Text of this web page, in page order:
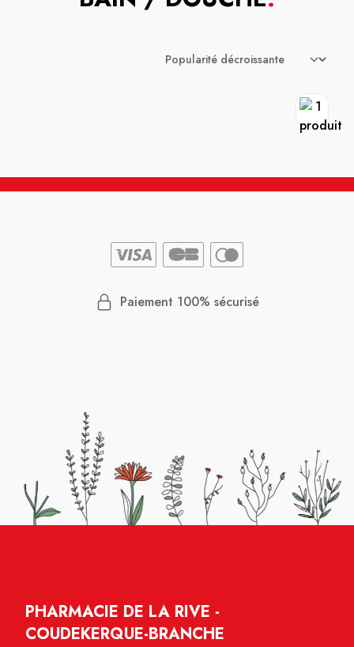
Paiement 100% sécurisé
PHARMACIE DE LA RIVE -
COUDEKERQUE-BRANCHE